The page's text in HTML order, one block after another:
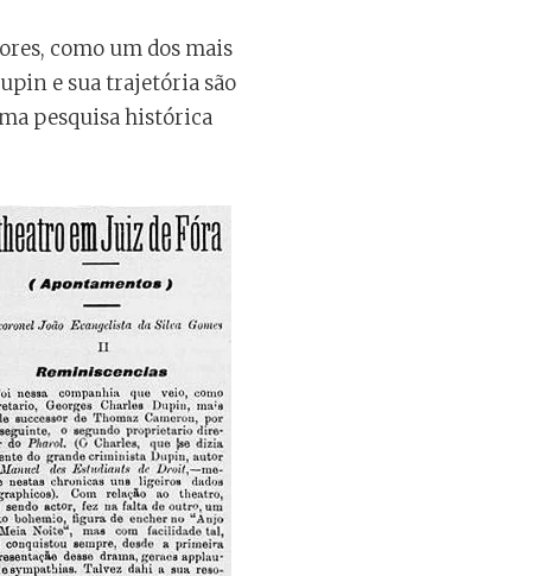
como um dos mais
e sua trajetória são
pesquisa histórica